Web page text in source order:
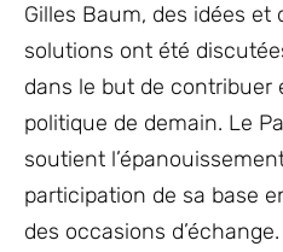
Gilles Baum, des idées et
solutions ont été
dans le but de contribuer
politique de demain. Le
soutient
participation de sa base
des occasions d’échange.